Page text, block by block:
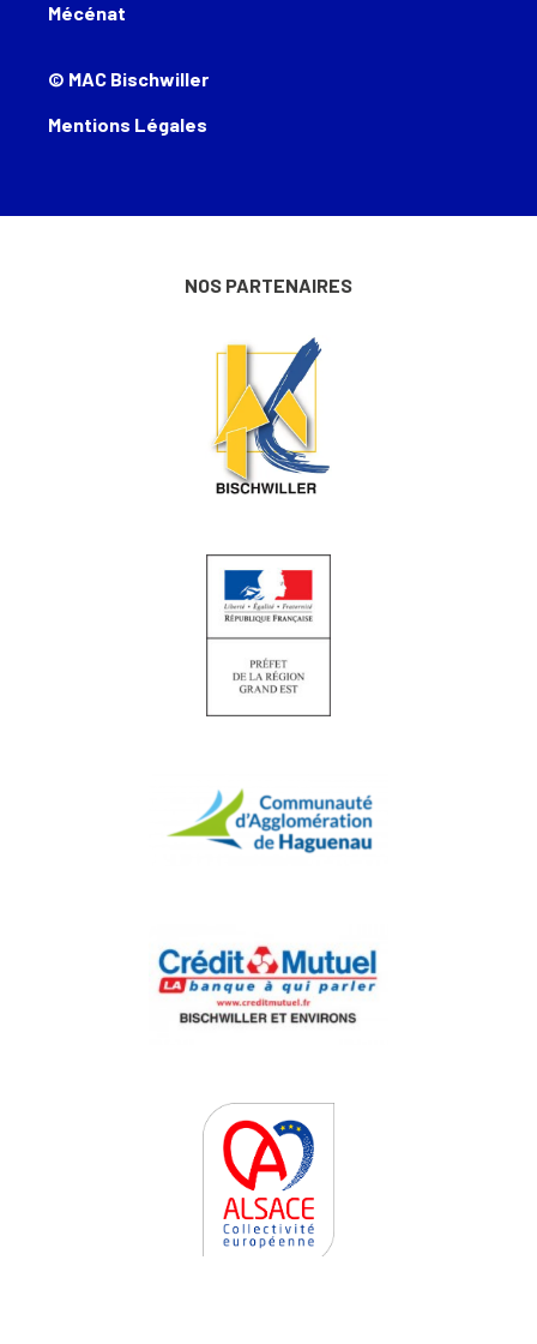
Mécénat
© MAC Bischwiller
Mentions Légales
NOS PARTENAIRES